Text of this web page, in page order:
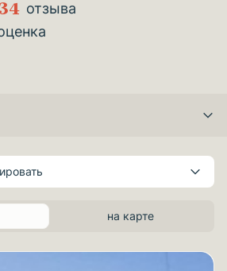
34 отзыва
на карте